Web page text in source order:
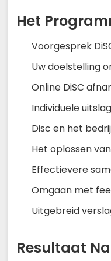
Het
Voorgesprek
Uw doelstelling
Online DiSC
Individuele
Disc en het
Het oplossen
Effectievere
Omgaan met
Uitgebreid
Resultaat